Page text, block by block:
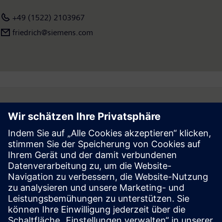
Internet unterwww.siemens.com
+49 (1522) 2103967
friedrich@siemens.com
Follow
Press | Company | Siemens
© Siemens 1996 – 2026
Corporate Information